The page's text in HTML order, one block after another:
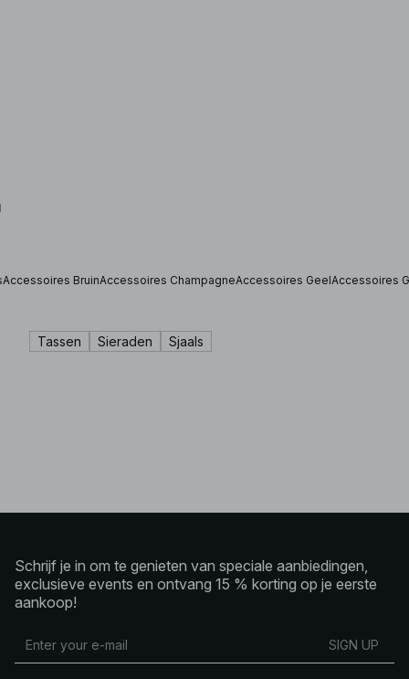
Accessoires BruinAccessoires ChampagneAccessoires GeelAccessoires
Tassen Sieraden Sjaals
Schrijf je in om te genieten van speciale aanbiedingen,
exclusieve events en ontvang 15 % korting op je eerste
aankoop!
SIGN UP